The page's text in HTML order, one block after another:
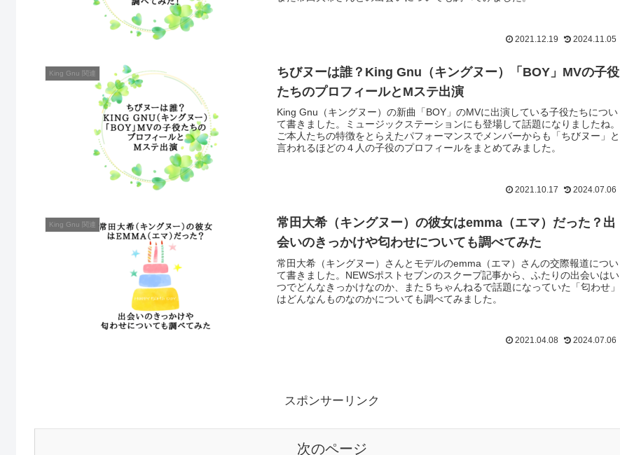
2021.12.19 2024.11.05
King Gnu 関連
ちびヌーは誰？King Gnu（キングヌー）「BOY」MVの子役
たちのプロフィールとMステ出演
King Gnu（キングヌー）の新曲「BOY」のMVに出演している子役たちについ
て書きました。ミュージックステーションにも登場して話題になりましたね。
ご本人たちの特徴をとらえたパフォーマンスでメンバーからも「ちびヌー」と
言われるほどの４人の子役のプロフィールをまとめてみました。
2021.10.17 2024.07.06
King Gnu 関連
常田大希（キングヌー）の彼女はemma（エマ）だった？出
会いのきっかけや匂わせについても調べてみた
常田大希（キングヌー）さんとモデルのemma（エマ）さんの交際報道につい
て書きました。NEWSポストセブンのスクープ記事から、ふたりの出会いはい
つでどんなきっかけなのか、また５ちゃんねるで話題になっていた「匂わせ」
はどんなんものなのかについても調べてみました。
2021.04.08 2024.07.06
スポンサーリンク
次のページ